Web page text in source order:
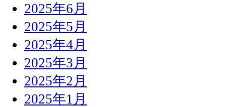
2025年6月
2025年5月
2025年4月
2025年3月
2025年2月
2025年1月